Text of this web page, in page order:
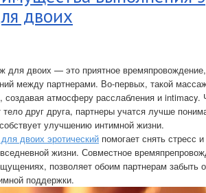
двоих
для двоих — это приятное
между партнерами. Во-первых, такой
создавая атмосферу расслабления и intimacy.
друг друга, партнеры учатся лучше
улучшению интимной жизни.
двоих эротический помогает снять стресс
жизни. Совместное
позволяет обоим партнерам забыть
поддержки.